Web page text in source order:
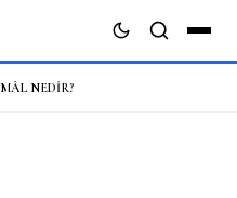
NEDİR?